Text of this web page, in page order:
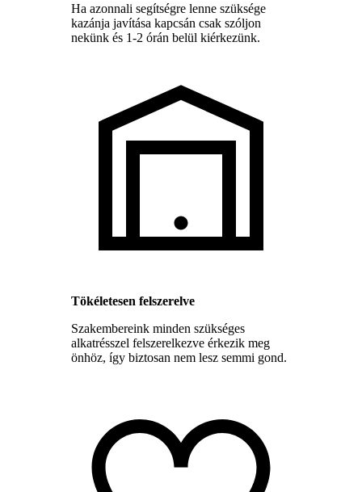
Ha azonnali segítségre lenne szüksége
kazánja javítása kapcsán csak szóljon
nekünk és 1-2 órán belül kiérkezünk.
Tökéletesen felszerelve
Szakembereink minden szükséges
alkatrésszel felszerelkezve érkezik meg
önhöz, így biztosan nem lesz semmi gond.